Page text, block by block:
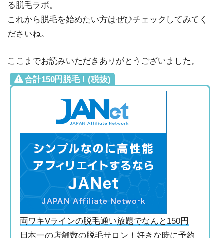
る脱毛ラボ。
これから脱毛を始めたい方はぜひチェックしてみてく
ださいね。
ここまでお読みいただきありがとうございました。
合計150円脱毛！(税抜)
両ワキVラインの脱毛通い放題でなんと150円
日本一の店舗数の脱毛サロン！好きな時に予約